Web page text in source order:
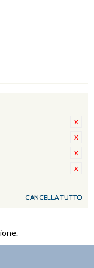
CANCELLA TUTTO